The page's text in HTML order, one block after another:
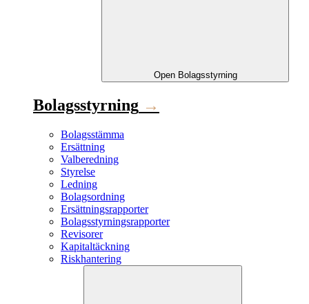
Open Bolagsstyrning
Bolagsstyrning →
Bolagsstämma
Ersättning
Valberedning
Styrelse
Ledning
Bolagsordning
Ersättningsrapporter
Bolagsstyrningsrapporter
Revisorer
Kapitaltäckning
Riskhantering